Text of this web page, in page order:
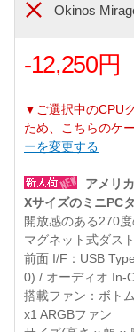
Okinos
-12,250円
▼ご選択中のCPU
ため、こちらのケ
ーを変更する
アメリ
XサイズのミニPC
開放感のある270
マグネット式ダス
前面 I/F：USB
0) / オーディオ In-
搭載ファン：ボト
x1 ARGBファン